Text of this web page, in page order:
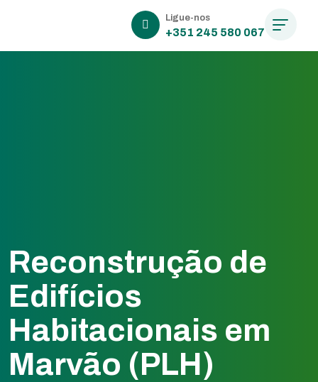
Ligue-nos
+351 245 580 067
Reconstrução de
Edifícios
Habitacionais em
Marvão (PLH)